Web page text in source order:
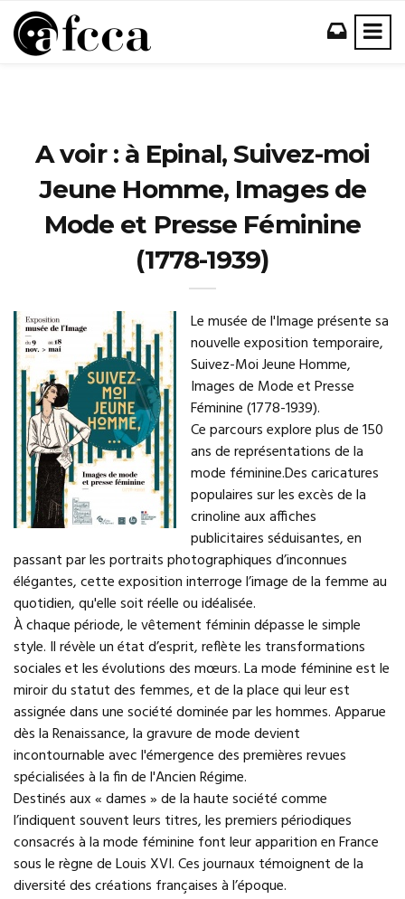
A voir : à Epinal, Suivez-moi
Jeune Homme, Images de
Mode et Presse Féminine
(1778-1939)
Le musée de l'Image présente sa
nouvelle exposition temporaire,
Suivez-Moi Jeune Homme,
Images de Mode et Presse
Féminine (1778-1939).
Ce parcours explore plus de 150
ans de représentations de la
mode féminine.Des caricatures
populaires sur les excès de la
crinoline aux affiches
publicitaires séduisantes, en
passant par les portraits photographiques d’inconnues
élégantes, cette exposition interroge l’image de la femme au
quotidien, qu'elle soit réelle ou idéalisée.
À chaque période, le vêtement féminin dépasse le simple
style. Il révèle un état d’esprit, reflète les transformations
sociales et les évolutions des mœurs. La mode féminine est le
miroir du statut des femmes, et de la place qui leur est
assignée dans une société dominée par les hommes. Apparue
dès la Renaissance, la gravure de mode devient
incontournable avec l'émergence des premières revues
spécialisées à la fin de l'Ancien Régime.
Destinés aux « dames » de la haute société comme
l’indiquent souvent leurs titres, les premiers périodiques
consacrés à la mode féminine font leur apparition en France
sous le règne de Louis XVI. Ces journaux témoignent de la
diversité des créations françaises à l’époque.